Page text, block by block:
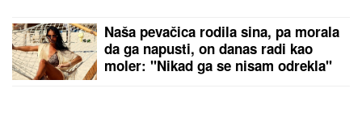
Naša pevačica rodila sina, pa morala
da ga napusti, on danas radi kao
moler: "Nikad ga se nisam odrekla"